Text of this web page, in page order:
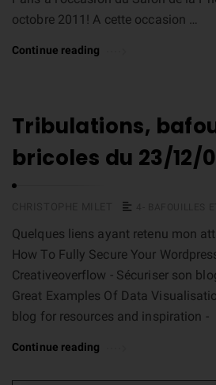
octobre 2011! A cette occasion …
Continue reading
Tribulations,
bricoles du 23/12/
Quelques liens ayant retenu mon
How To Fully Secure Your
Creativeoverflow - Sécuriser son
Great Examples Of Data
blog for resources and inspiration -
Continue reading